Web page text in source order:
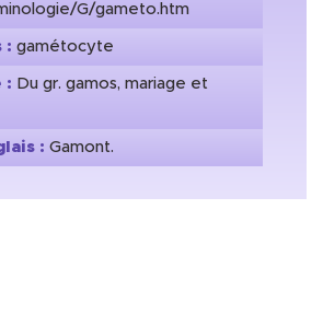
G/gameto.htm
: gamétocyte
: Du gr. gamos, mariage et
: Gamont.